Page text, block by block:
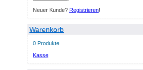
Neuer Kunde? Registrieren!
Warenkorb
0 Produkte
Kasse